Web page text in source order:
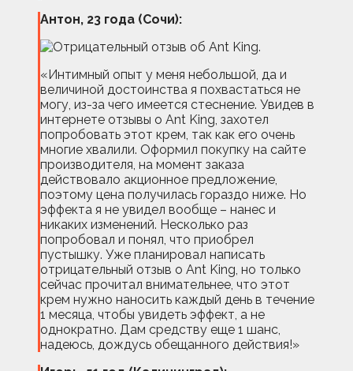
Антон, 23 года (Сочи):
«Интимный опыт у меня небольшой, да и
величиной достоинства я похвастаться не
могу, из-за чего имеется стеснение. Увидев в
интернете отзывы о Ant King, захотел
попробовать этот крем, так как его очень
многие хвалили. Оформил покупку на сайте
производителя, на момент заказа
действовало акционное предложение,
поэтому цена получилась гораздо ниже. Но
эффекта я не увидел вообще – нанес и
никаких изменений. Несколько раз
попробовал и понял, что приобрел
пустышку. Уже планировал написать
отрицательный отзыв о Ant King, но только
сейчас прочитал внимательнее, что этот
крем нужно наносить каждый день в течение
1 месяца, чтобы увидеть эффект, а не
однократно. Дам средству еще 1 шанс,
надеюсь, дождусь обещанного действия!»